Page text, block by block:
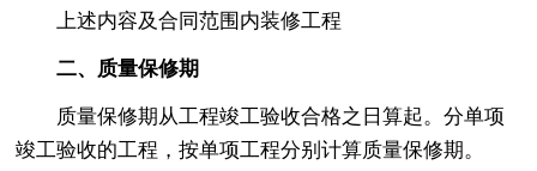
上述内容及合同范围内装修工程
二、质量保修期
质量保修期从工程竣工验收合格之日算起。分单项
竣工验收的工程，按单项工程分别计算质量保修期。